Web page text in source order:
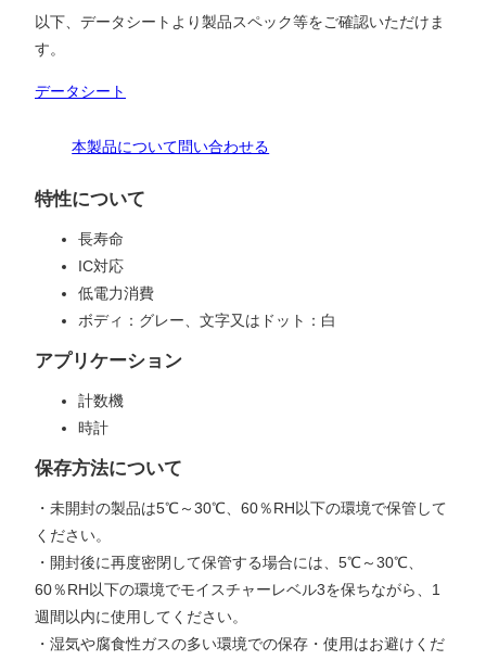
以下、データシートより製品スペック等をご確認いただけま
す。
データシート
本製品について問い合わせる
特性について
長寿命
IC対応
低電力消費
ボディ：グレー、文字又はドット：白
アプリケーション
計数機
時計
保存方法について
・未開封の製品は5℃～30℃、60％RH以下の環境で保管して
ください。
・開封後に再度密閉して保管する場合には、5℃～30℃、
60％RH以下の環境でモイスチャーレベル3を保ちながら、1
週間以内に使用してください。
・湿気や腐食性ガスの多い環境での保存・使用はお避けくだ